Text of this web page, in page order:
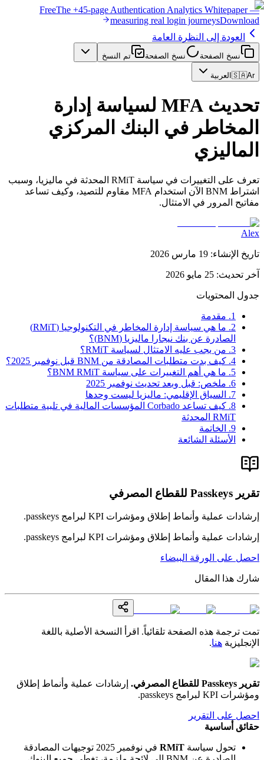
FreeThe +45-page Authentication Analytics Whitepaper —
measuring real login journeysDownload
العودة إلى النظرة العامة
نسخ الصفحة نسخ الصفحة تم النسخ
🇸🇦Ar العربية
تحديث MFA لسياسة إدارة
المخاطر في البنك المركزي
الماليزي
تعرف على التغييرات في سياسة RMiT المحدثة في ماليزيا، وسبب
اشتراط BNM الآن استخدام MFA مقاوم للتصيد، وكيف تساعد
مفاتيح المرور في الامتثال.
Alex
تاريخ الإنشاء: 19 مارس 2026
آخر تحديث: 25 مايو 2026
جدول المحتويات
1. مقدمة
2. ما هي سياسة إدارة المخاطر في التكنولوجيا (RMiT)
الصادرة عن بنك نيجارا ماليزيا (BNM)؟
3. من يجب عليه الامتثال لسياسة RMiT؟
4. كيف بدت متطلبات المصادقة من BNM قبل نوفمبر 2025؟
5. ما هي أهم التغييرات على سياسة BNM RMiT؟
6. ملخص: قبل وبعد تحديث نوفمبر 2025
7. السياق الإقليمي: ماليزيا ليست وحدها
8. كيف تساعد Corbado المؤسسات المالية في تلبية متطلبات
RMiT المحدثة
9. الخاتمة
الأسئلة الشائعة
تقرير Passkeys للقطاع المصرفي
إرشادات عملية وأنماط إطلاق ومؤشرات KPI لبرامج passkeys.
إرشادات عملية وأنماط إطلاق ومؤشرات KPI لبرامج passkeys.
احصل على الورقة البيضاء
شارك هذا المقال
تمت ترجمة هذه الصفحة تلقائياً. اقرأ النسخة الأصلية باللغة
الإنجليزية هنا.
تقرير Passkeys للقطاع المصرفي . إرشادات عملية وأنماط إطلاق
ومؤشرات KPI لبرامج passkeys.
احصل على التقرير
حقائق أساسية
تحول سياسة RMiT
في نوفمبر 2025 توجيهات المصادقة